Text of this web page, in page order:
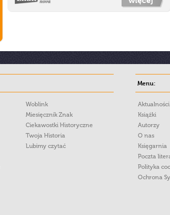
Woblink
Miesięcznik Znak
Ciekawostki Historyczne
Twoja Historia
Lubimy czytać
Menu:
Aktualności
Książki
Autorzy
O nas
Księgarnia
Poczta
Polityka
Ochrona